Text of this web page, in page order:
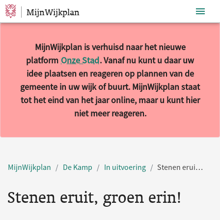
Sla navigatie over
MijnWijkplan
MijnWijkplan is verhuisd naar het nieuwe
platform Onze Stad. Vanaf nu kunt u daar uw
idee plaatsen en reageren op plannen van de
gemeente in uw wijk of buurt. MijnWijkplan staat
tot het eind van het jaar online, maar u kunt hier
niet meer reageren.
MijnWijkplan De Kamp In uitvoering Stenen eruit, groen erin!
Stenen eruit, groen erin!